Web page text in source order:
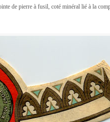
de pierre à fusil, coté minéral lié à la